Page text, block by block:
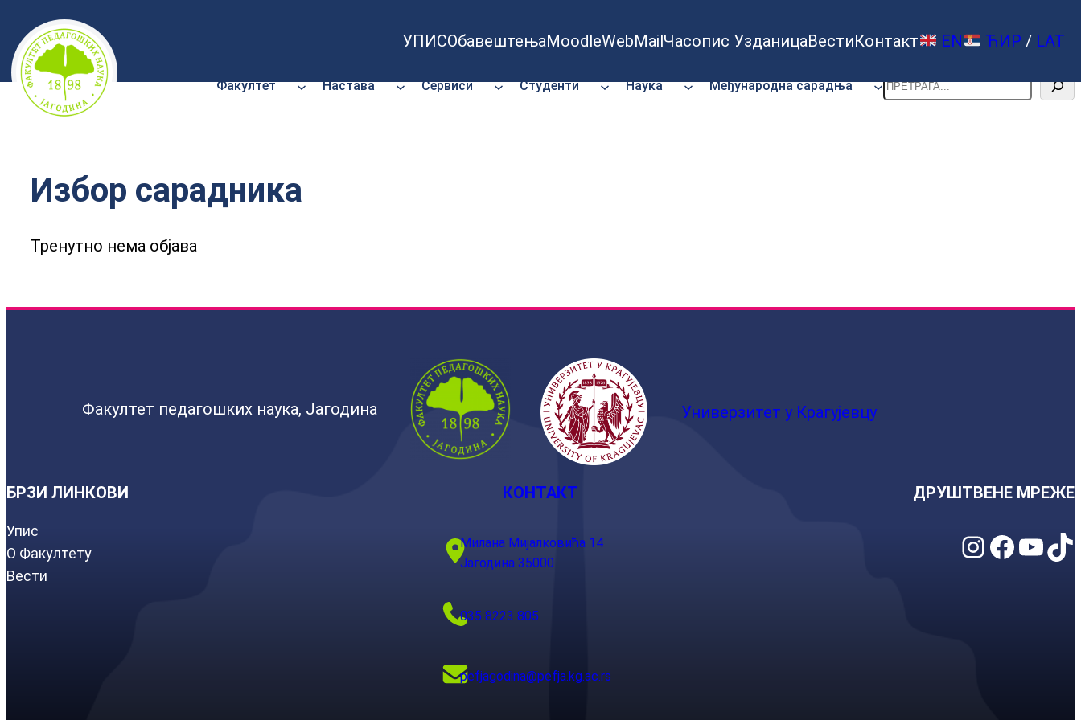
Скочи
на
садржај
УПИСОбавештењаMoodleWebMailЧасопис УзданицаВестиКонтакт EN ЋИР / LAT
Факултет Настава Сервиси Студенти Наука Међународна сарадња Претрага
Избор сарадника
Тренутно нема објава
Факултет педагошких наука, Јагодина Универзитет у Крагујевцу
БРЗИ ЛИНКОВИ
Упис
О Факултету
Вести
КОНТАКТ
Милана Мијалковића 14
Јагодина 35000
035 8223 805
pefjagodina@pefja.kg.ac.rs
ДРУШТВЕНЕ МРЕЖЕ
Instagram Facebook YouTube TikTok